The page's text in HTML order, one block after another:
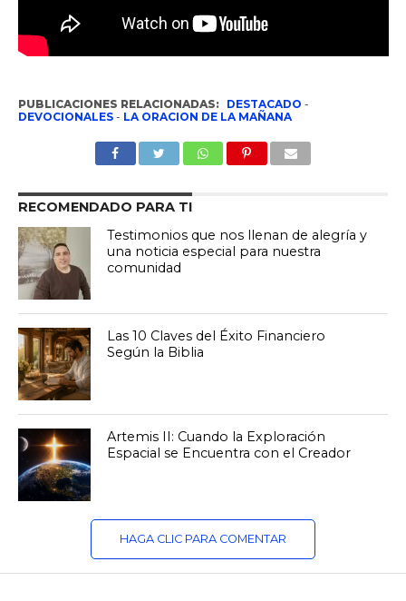
PUBLICACIONES RELACIONADAS: DESTACADO -
DEVOCIONALES- LA ORACION DE LA MAÑANA
RECOMENDADO PARA TI
Testimonios que nos llenan de alegría y
una noticia especial para nuestra
comunidad
Las 10 Claves del Éxito Financiero
Según la Biblia
Artemis II: Cuando la Exploración
Espacial se Encuentra con el Creador
HAGA CLIC PARA COMENTAR